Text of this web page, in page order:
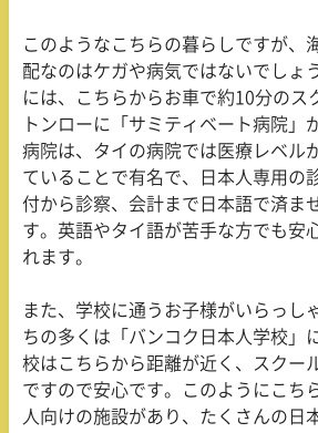
このようなこちらの暮らしですが、
配なのはケガや病気ではないでしょ
には、こちらからお車で約10分のス
トンローに「サミティベート病院」
病院は、タイの病院では医療レベル
ていることで有名で、日本人専用の
付から診察、会計まで日本語で済ま
す。英語やタイ語が苦手な方でも安
れます。
また、学校に通うお子様がいらっし
ちの多くは「バンコク日本人学校」
校はこちらから距離が近く、スクー
ですので安心です。このようにこち
人向けの施設があり、たくさんの日